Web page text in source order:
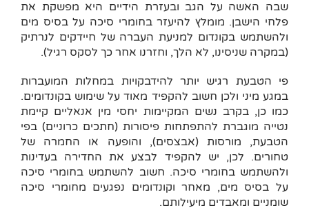
שבה האשה על הגב ובעזרת הידיים היא מפשקת את
פלחי הישבן. מומלץ להיעזר בחומרי סיכה על בסיס מים
ולהשתמש בקונדום למניעת העברה של חיידקים לנרתיק
(במקרה שניסינו, לא הלך, וחזרנו אחר כך לסקס רגיל).
פי הטבעת רגיש יותר להידבקויות במחלות המועברות
במגע מיני ולכן חשוב להקפיד מאוד על שימוש בקונדומים.
כמו כן, בקרב נשים המקיימות יחסי מין אנאליים קיימת
נטייה מוגברת להתפתחות פיסורות (חתכים כרוניים) בפי
הטבעת, מורסות (אבצסים), והופעה או החמרה של
טחורים. לכן, יש להקפיד לבצע את החדירה בעדינות
ולהשתמש בחומרי סיכה. חשוב להשתמש בחומרי סיכה
על בסיס מים, מאחר וקונדומים נפגעים מחומרי סיכה
שומניים ומאבדים מיעילותם.